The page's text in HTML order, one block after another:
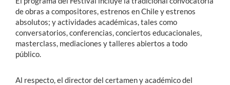
de obras a compositores, estrenos en Chile y estrenos
absolutos; y actividades académicas, tales como
conversatorios, conferencias, conciertos educacionales,
masterclass, mediaciones y talleres abiertos a todo
público.
Al respecto, el director del certamen y académico del